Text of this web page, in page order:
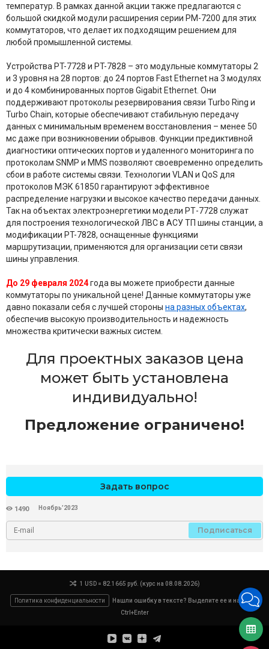
температур. В рамках данной акции также предлагаются с
большой скидкой модули расширения серии PM-7200 для этих
коммутаторов, что делает их подходящим решением для
любой промышленной системы.
Устройства PT-7728 и PT-7828 – это модульные коммутаторы 2
и 3 уровня на 28 портов: до 24 портов Fast Ethernet на 3 модулях
и до 4 комбинированных портов Gigabit Ethernet. Они
поддерживают протоколы резервирования связи Turbo Ring и
Turbo Chain, которые обеспечивают стабильную передачу
данных с минимальным временем восстановления – менее 50
мс даже при возникновении обрывов. Функции предиктивной
диагностики оптических портов и удаленного мониторинга по
протоколам SNMP и MMS позволяют своевременно определить
сбои в работе системы связи. Технологии VLAN и QoS для
протоколов МЭК 61850 гарантируют эффективное
распределение нагрузки и высокое качество передачи данных.
Так на объектах электроэнергетики модели РТ-7728 служат
для построения технологической ЛВС в АСУ ТП шины станции, а
модификации PT-7828, оснащенные функциями
маршрутизации, применяются для организации сети связи
шины управления.
До 29 февраля 2024года вы можете приобрести данные
коммутаторы по уникальной цене! Данные коммутаторы уже
давно показали себя с лучшей стороны на разных объектах,
обеспечив высокую производительность и надежность
множества критически важных систем.
Для проектных заказов цена
может быть установлена
индивидуально!
Предложение ограничено!
Задать вопрос
1490 Ноябрь’2023
Подписаться
1 USD = 82.1665 руб. (курс на 08.08.2026)
Политика конфиденциальности
Нашли ошибку в тексте? Выделите ее и нажмите
Ctrl+Enter